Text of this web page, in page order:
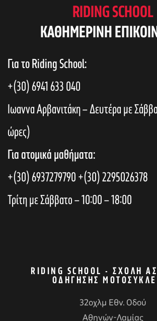
RIDING SCHOOL
KAΘΗΜΕΡΙΝΗ
Για το Riding School:
+(30) 6941 633 040
Ιωαννα Αρβανιτάκη – Δευτέρα με
ώρες)
Για ατομικά μαθήματα:
+(30) 6937279790+(30) 2295026378
Τρίτη με Σάββατο – 10:00 – 18:00
RIDING SCHOOL - ΣΧΟΛΉ
ΟΔΉΓΗΣΗΣ
32οχλμ Εθν. Οδού
Αθηνών-Λαμίας